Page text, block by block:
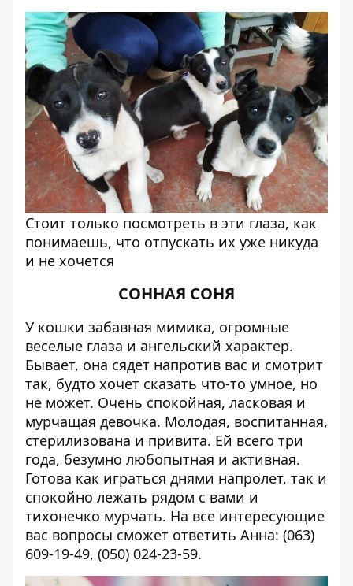
Стоит только посмотреть в эти глаза, как
понимаешь, что отпускать их уже никуда
и не хочется
СОННАЯ СОНЯ
У кошки забавная мимика, огромные
веселые глаза и ангельский характер.
Бывает, она сядет напротив вас и смотрит
так, будто хочет сказать что-то умное, но
не может. Очень спокойная, ласковая и
мурчащая девочка. Молодая, воспитанная,
стерилизована и привита. Ей всего три
года, безумно любопытная и активная.
Готова как играться днями напролет, так и
спокойно лежать рядом с вами и
тихонечко мурчать. На все интересующие
вас вопросы сможет ответить Анна: (063)
609-19-49, (050) 024-23-59.